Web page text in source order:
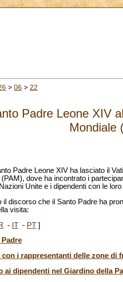
> 06 > 22
Padre Leone XIV
Mondiale
Padre Leone XIV ha lasciato il
dove ha incontrato i
Unite e i dipendenti con le
il discorso che il Santo Padre ha
visita:
- IT - PT ]
i rappresentanti delle zone di
ai dipendenti nel Giardino della